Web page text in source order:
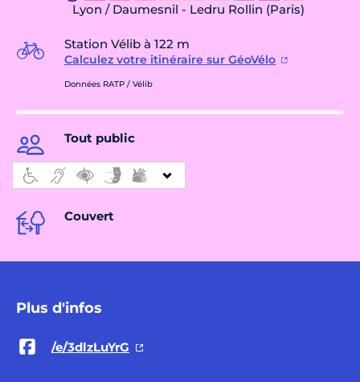
Lyon / Daumesnil - Ledru Rollin (Paris)
Station Vélib à 122 m
Calculez votre itinéraire sur GéoVélo
Données RATP / Vélib
Tout public
Couvert
Plus d'infos
/e/3dlzLuYrG